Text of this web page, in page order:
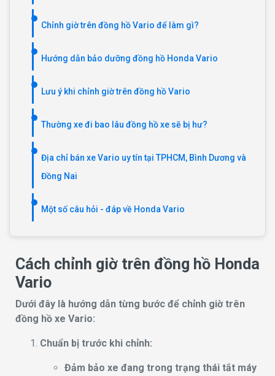
Chỉnh giờ trên đồng hồ Vario để làm gì?
Hướng dẫn bảo dưỡng đồng hồ Honda Vario
Lưu ý khi chỉnh giờ trên đồng hồ Vario
Thường xe đi bao lâu đồng hồ xe sẽ bị hư?
Địa chỉ bán xe Vario uy tín tại TPHCM, Bình Dương và
Đồng Nai
Một số câu hỏi - đáp về Honda Vario
Cách chỉnh giờ trên đồng hồ Honda
Vario
Dưới đây là hướng dẫn từng bước để chỉnh giờ trên
đồng hồ xe Vario:
Chuẩn bị trước khi chỉnh:
Đảm bảo xe đang trong trạng thái tắt máy